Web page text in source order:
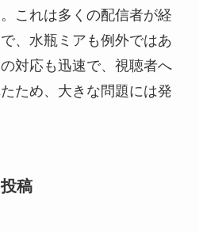
これは多くの配信者が経
、水瓶ミアも例外ではあ
対応も迅速で、視聴者へ
ため、大きな問題には発
稿